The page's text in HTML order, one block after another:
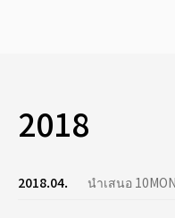
2018
2018.04. นำเสนอ